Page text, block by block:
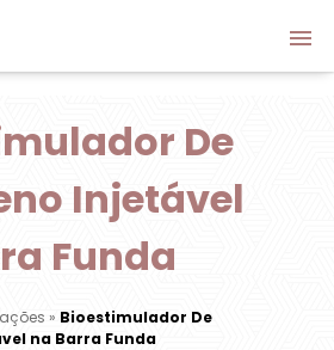
De
Injetável
Funda
» Bioestimulador De
na Barra Funda